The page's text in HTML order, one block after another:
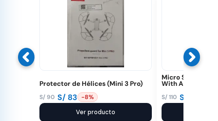
Protector de Hélices (Mini 3 Pro)
S/90
El
S/ 83
El
-8%
Ver producto
Micro SD 32 GB
With Adapter
S/110
El
S/
El